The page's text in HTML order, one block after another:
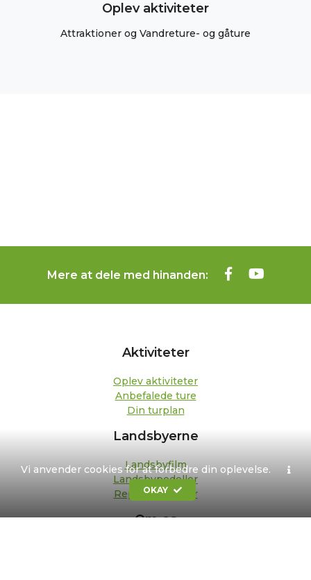
Vi anvender cookies for at forbedre din oplevelse.
OKAY
Oplev aktiviteter
Attraktioner og Vandreture- og gåture
Mere at dele med hinanden:
Aktiviteter
Oplev aktiviteter
Anbefalede ture
Din turplan
Landsbyerne
Landsbyfilm
Landsbypedeller
Repræsentanter
Om os